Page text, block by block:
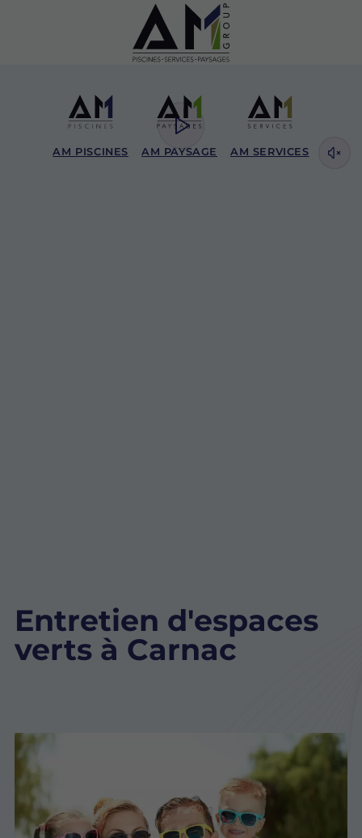
AM PISCINES AM PAYSAGE AM SERVICES
Entretien d'espaces
verts à Carnac